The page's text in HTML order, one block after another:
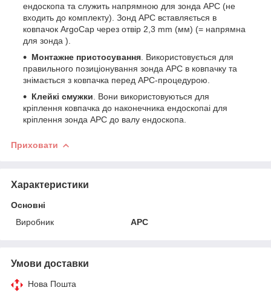
ендоскопа та служить напрямною для зонда APC (не
входить до комплекту). Зонд APC вставляється в
ковпачок ArgoCap через отвір 2,3 mm (мм) (= напрямна
для зонда ).
Монтажне пристосування . Використовується для
правильного позиціонування зонда APC в ковпачку та
знімається з ковпачка перед APC-процедурою.
Клейкі смужки . Вони використовуються для
кріплення ковпачка до наконечника ендоскопаі для
кріплення зонда APC до валу ендоскопа.
Приховати
Характеристики
Основні
Виробник
APC
Умови доставки
Нова Пошта